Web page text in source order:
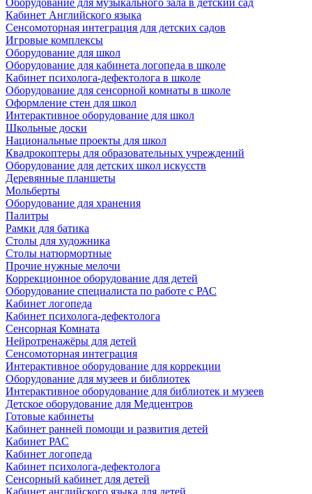
Оборудование для музыкального зала в детский сад
Кабинет Английского языка
Сенсомоторная интеграция для детских садов
Игровые комплексы
Оборудование для школ
Оборудование для кабинета логопеда в школе
Кабинет психолога-дефектолога в школе
Оборудование для сенсорной комнаты в школе
Оформление стен для школ
Интерактивное оборудование для школ
Школьные доски
Национальные проекты для школ
Квадрокоптеры для образовательных учреждений
Оборудование для детских школ искусств
Деревянные планшеты
Мольберты
Оборудование для хранения
Палитры
Рамки для батика
Столы для художника
Столы натюрмортные
Прочие нужные мелочи
Коррекционное оборудование для детей
Оборудование специалиста по работе с РАС
Кабинет логопеда
Кабинет психолога-дефектолога
Сенсорная Комната
Нейротренажёры для детей
Сенсомоторная интеграция
Интерактивное оборудование для коррекции
Оборудование для музеев и библиотек
Интерактивное оборудование для библиотек и музеев
Детское оборудование для Медцентров
Готовые кабинеты
Кабинет ранней помощи и развития детей
Кабинет РАС
Кабинет логопеда
Кабинет психолога-дефектолога
Сенсорный кабинет для детей
Кабинет английского языка для детей